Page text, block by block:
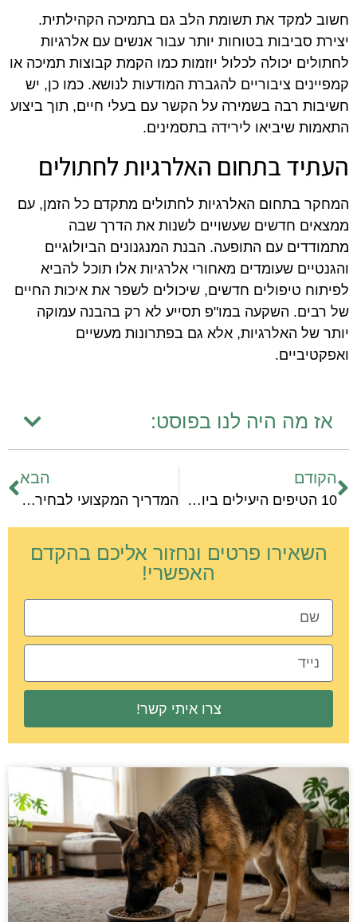
חשוב למקד את תשומת הלב גם בתמיכה הקהילתית.
יצירת סביבות בטוחות יותר עבור אנשים עם אלרגיות
לחתולים יכולה לכלול יוזמות כמו הקמת קבוצות תמיכה או
קמפיינים ציבוריים להגברת המודעות לנושא. כמו כן, יש
חשיבות רבה בשמירה על הקשר עם בעלי חיים, תוך ביצוע
התאמות שיביאו לירידה בתסמינים.
העתיד בתחום האלרגיות לחתולים
המחקר בתחום האלרגיות לחתולים מתקדם כל הזמן, עם
ממצאים חדשים שעשויים לשנות את הדרך שבה
מתמודדים עם התופעה. הבנת המנגנונים הביולוגיים
והגנטיים שעומדים מאחורי אלרגיות אלו תוכל להביא
לפיתוח טיפולים חדשים, שיכולים לשפר את איכות החיים
של רבים. השקעה במו"פ תסייע לא רק בהבנה עמוקה
יותר של האלרגיות, אלא גם בפתרונות מעשיים
ואפקטיביים.
אז מה היה לנו בפוסט:
הקודם
10 הטיפים היעילים ביותר להסרת שיער חסכונית
הבא
המדריך המקצועי לבחירת מהיר גידול אוגרים
השאירו פרטים ונחזור אליכם בהקדם
האפשרי!
צרו איתי קשר!